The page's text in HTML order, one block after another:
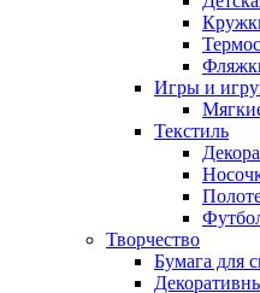
Игры и
Текстиль
Творчество
Бумага для